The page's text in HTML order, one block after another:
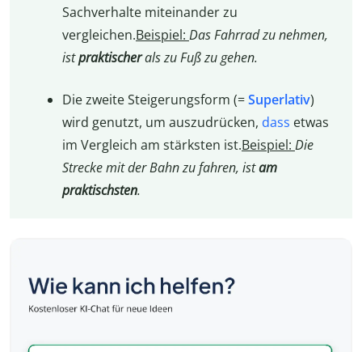
Sachverhalte miteinander zu
vergleichen.Beispiel: Das Fahrrad zu nehmen,
istpraktischerals zu Fuß zu gehen.
Die zweite Steigerungsform (=Superlativ)
wird genutzt, um auszudrücken, dass etwas
im Vergleich am stärksten ist.Beispiel: Die
Strecke mit der Bahn zu fahren, istam
praktischsten.